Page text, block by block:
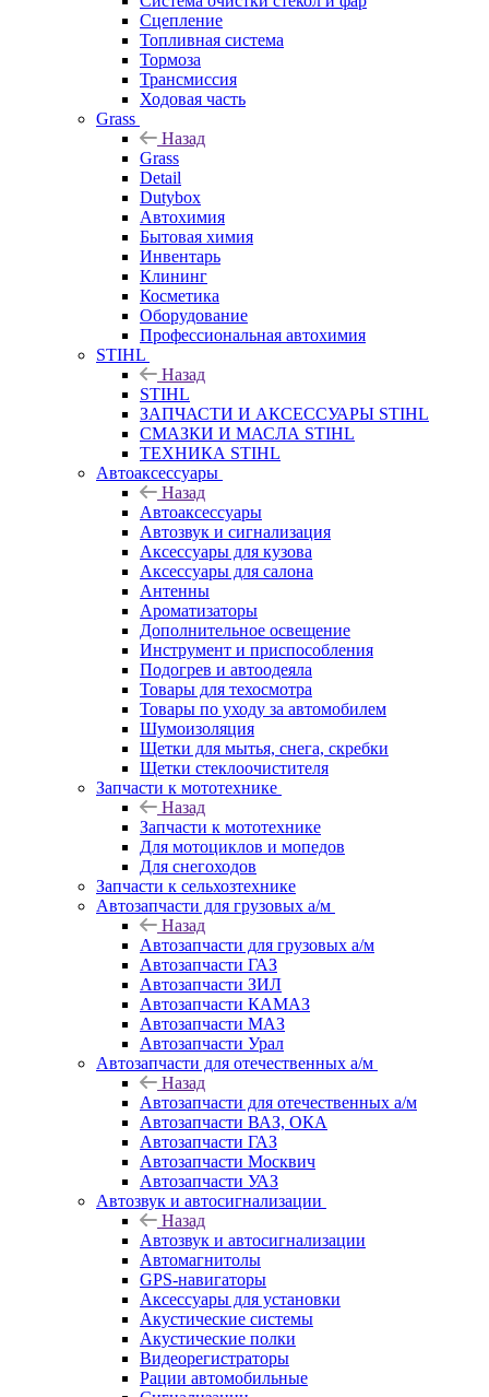
Сцепление
Топливная система
Тормоза
Трансмиссия
Ходовая часть
Grass
Назад
Grass
Detail
Dutybox
Автохимия
Бытовая химия
Инвентарь
Клининг
Косметика
Оборудование
Профессиональная автохимия
STIHL
Назад
STIHL
ЗАПЧАСТИ И АКСЕССУАРЫ STIHL
СМАЗКИ И МАСЛА STIHL
ТЕХНИКА STIHL
Автоаксессуары
Назад
Автоаксессуары
Автозвук и сигнализация
Аксессуары для кузова
Аксессуары для салона
Антенны
Ароматизаторы
Дополнительное освещение
Инструмент и приспособления
Подогрев и автоодеяла
Товары для техосмотра
Товары по уходу за автомобилем
Шумоизоляция
Щетки для мытья, снега, скребки
Щетки стеклоочистителя
Запчасти к мототехнике
Назад
Запчасти к мототехнике
Для мотоциклов и мопедов
Для снегоходов
Запчасти к сельхозтехнике
Автозапчасти для грузовых а/м
Назад
Автозапчасти для грузовых а/м
Автозапчасти ГАЗ
Автозапчасти ЗИЛ
Автозапчасти КАМАЗ
Автозапчасти МАЗ
Автозапчасти Урал
Автозапчасти для отечественных а/м
Назад
Автозапчасти для отечественных а/м
Автозапчасти ВАЗ, ОКА
Автозапчасти ГАЗ
Автозапчасти Москвич
Автозапчасти УАЗ
Автозвук и автосигнализации
Назад
Автозвук и автосигнализации
Автомагнитолы
GPS-навигаторы
Аксессуары для установки
Акустические системы
Акустические полки
Видеорегистраторы
Рации автомобильные